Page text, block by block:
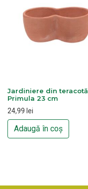
Jardiniere din teracotă
Primula 23 cm
24,99 lei
Adaugă în coș